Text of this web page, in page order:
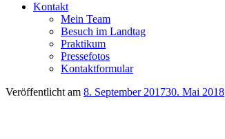
Kontakt
Mein Team
Besuch im Landtag
Praktikum
Pressefotos
Kontaktformular
Veröffentlicht am 8. September 201730. Mai 2018